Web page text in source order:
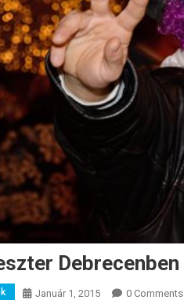
Debrecenben
Január 1, 2015 0 Comments